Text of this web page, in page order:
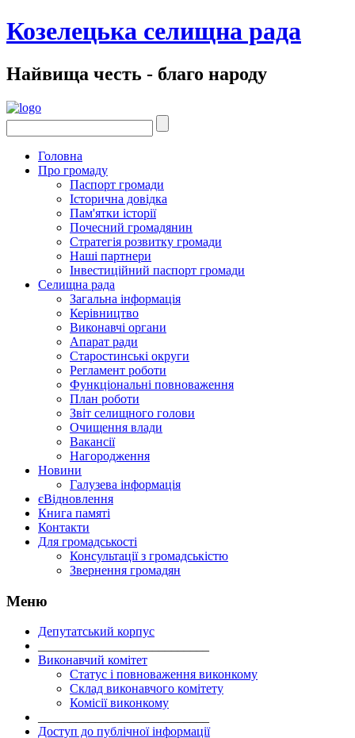
Козелецька селищна рада
Найвища честь - благо народу
Головна
Про громаду
Паспорт громади
Історична довідка
Пам'ятки історії
Почесний громадянин
Стратегія розвитку громади
Наші партнери
Інвестиційний паспорт громади
Селищна рада
Загальна інформація
Керівництво
Виконавчі органи
Апарат ради
Старостинські округи
Регламент роботи
Функціональні повноваження
План роботи
Звіт селищного голови
Очищення влади
Вакансії
Нагородження
Новини
Галузева інформація
єВідновлення
Книга памяті
Контакти
Для громадськості
Консультації з громадськістю
Звернення громадян
Меню
Депутатський корпус
Виконавчий комітет
Статус і повноваження виконкому
Склад виконавчого комітету
Комісії виконкому
Доступ до публічної інформації